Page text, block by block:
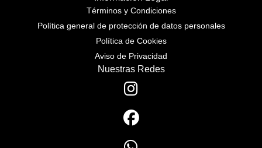
Términos y Condiciones
Política general de protección de datos personales
Política de Cookies
Aviso de Privacidad
Nuestras Redes